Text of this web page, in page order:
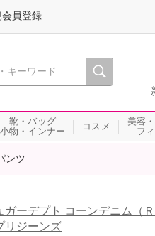
おどる、瞬間を。通販・テレビショッピングの
会員登録
靴・バッグ
小物・インナー
コスメ
美容
フ
ンツ
ガーデプト コーンデニム（
リジーンズ